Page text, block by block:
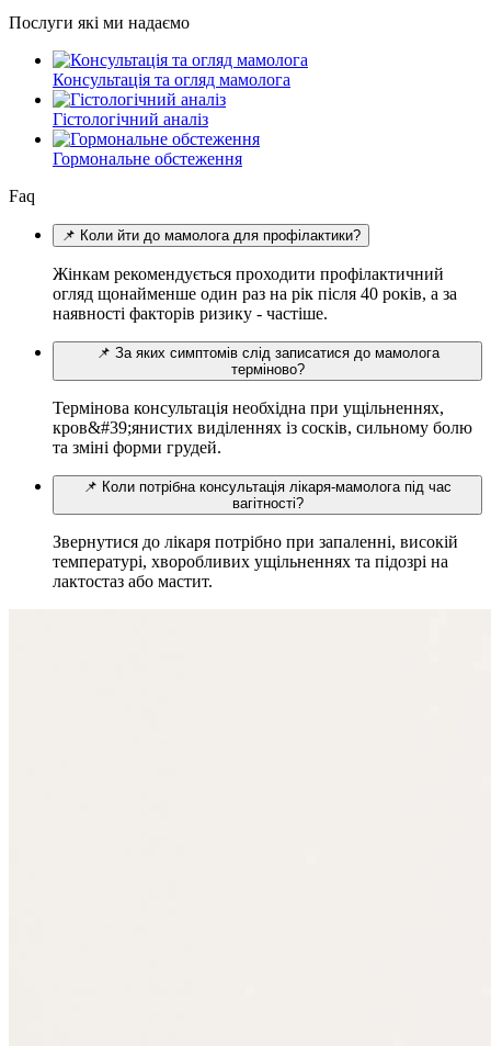
Послуги які ми надаємо
Консультація та огляд мамолога
Гістологічний аналіз
Гормональне обстеження
Faq
📌 Коли йти до мамолога для профілактики?
Жінкам рекомендується проходити профілактичний
огляд щонайменше один раз на рік після 40 років, а за
наявності факторів ризику - частіше.
📌 За яких симптомів слід записатися до мамолога
терміново?
Термінова консультація необхідна при ущільненнях,
кров&#39;янистих виділеннях із сосків, сильному болю
та зміні форми грудей.
📌 Коли потрібна консультація лікаря-мамолога під час
вагітності?
Звернутися до лікаря потрібно при запаленні, високій
температурі, хворобливих ущільненнях та підозрі на
лактостаз або мастит.